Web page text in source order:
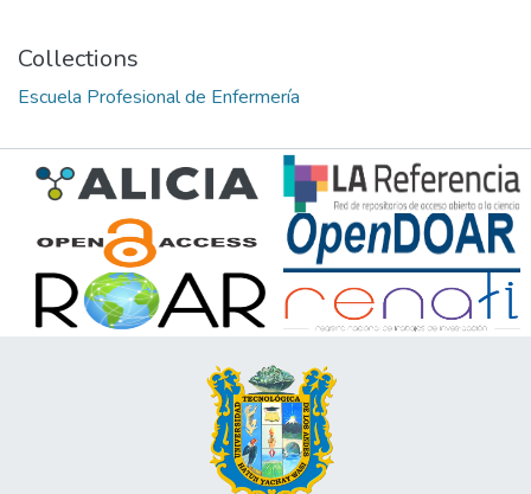
Collections
Escuela Profesional de Enfermería